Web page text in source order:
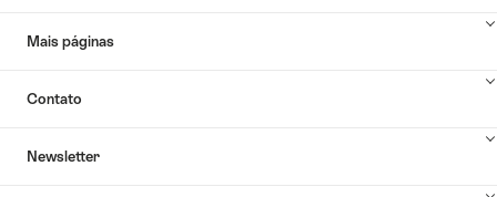
Mais páginas
Contato
Newsletter